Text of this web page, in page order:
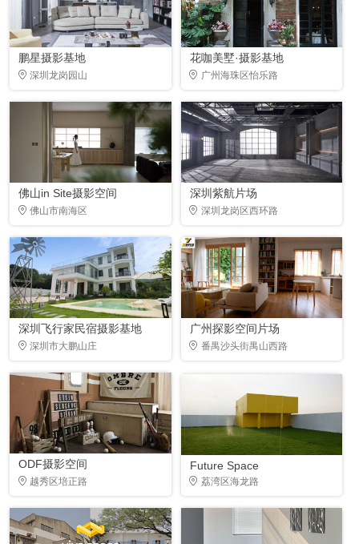
鹏星摄影基地
深圳龙岗园山
花咖美墅·摄影基地
广州海珠区怡乐路
佛山in Site摄影空间
佛山市南海区
深圳紫航片场
深圳龙岗区西环路
深圳飞行家民宿摄影基地
深圳市大鹏山庄
广州探影空间片场
番禺沙头街禺山西路
ODF摄影空间
越秀区培正路
Future Space
荔湾区海龙路